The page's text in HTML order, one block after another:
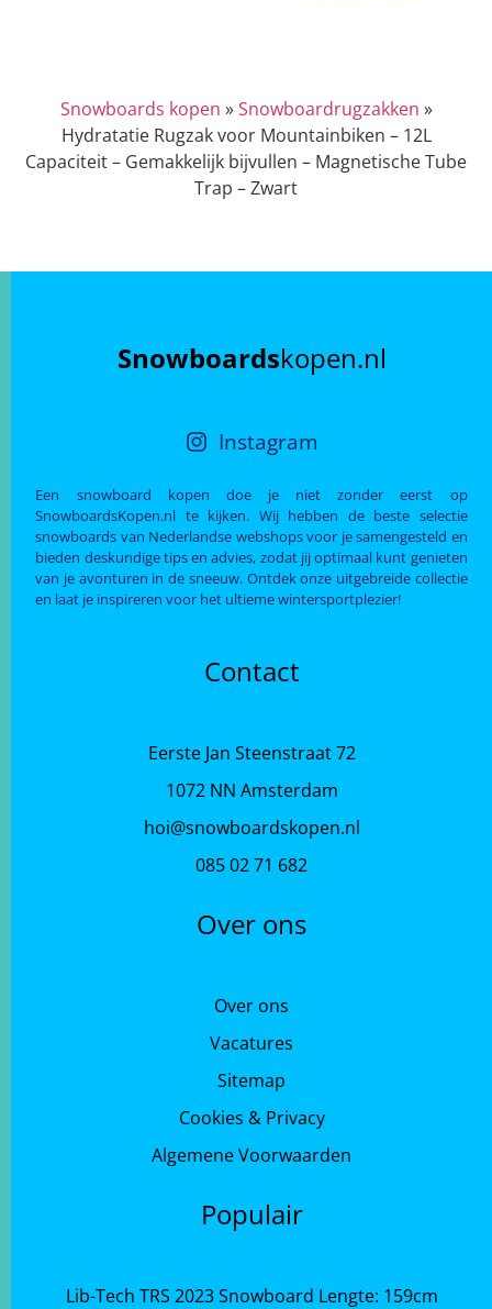
Snowboards kopen »Snowboardrugzakken »
Hydratatie Rugzak voor Mountainbiken – 12L
Capaciteit – Gemakkelijk bijvullen – Magnetische Tube
Trap – Zwart
Snowboardskopen.nl
Instagram
Een snowboard kopen doe je niet zonder eerst op
SnowboardsKopen.nl te kijken. Wij hebben de beste selectie
snowboards van Nederlandse webshops voor je samengesteld en
bieden deskundige tips en advies, zodat jij optimaal kunt genieten
van je avonturen in de sneeuw. Ontdek onze uitgebreide collectie
en laat je inspireren voor het ultieme wintersportplezier!
Contact
Eerste Jan Steenstraat 72
1072 NN Amsterdam
hoi@snowboardskopen.nl
085 02 71 682
Over ons
Over ons
Vacatures
Sitemap
Cookies & Privacy
Algemene Voorwaarden
Populair
Lib-Tech TRS 2023 Snowboard Lengte: 159cm